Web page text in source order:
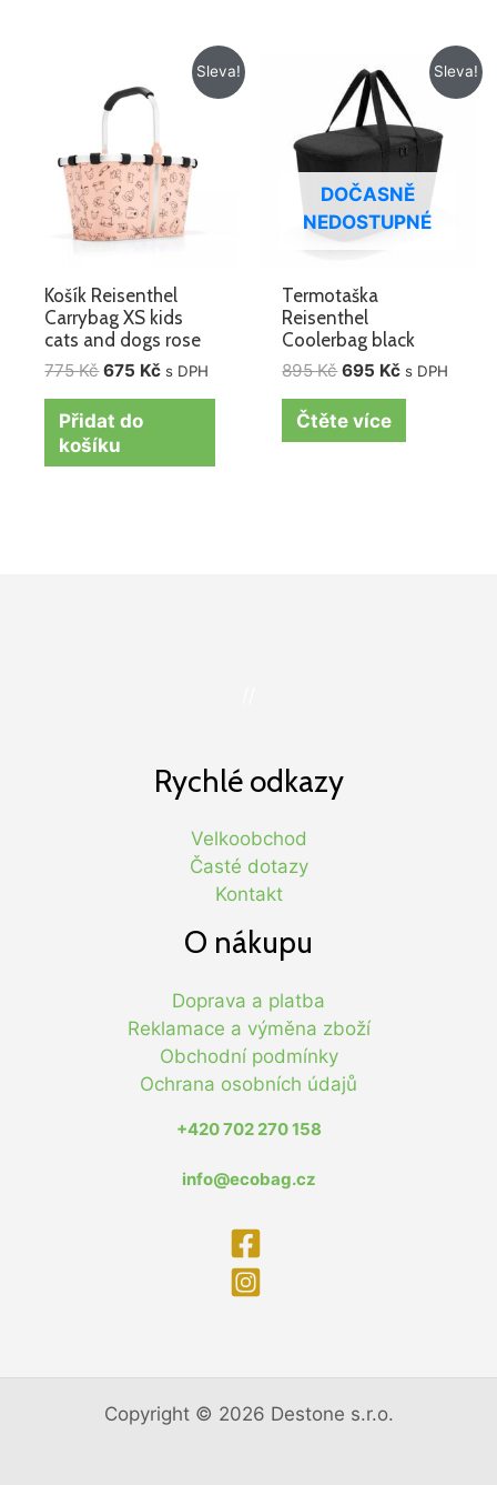
Sleva!
Košík Reisenthel
Carrybag XS kids
cats and dogs rose
775Kč
cena
byla:
675 Kč
Aktuální
cena
s DPH
Přidat do
košíku
Sleva!
DOČASNĚ
NEDOSTUPNÉ
Termotaška
Reisenthel
Coolerbag black
895Kč
cena
byla:
895 Kč.
695 Kč
Aktuální
cena
je:
695 Kč.
s DPH
Čtěte více
Rychlé odkazy
Velkoobchod
Časté dotazy
Kontakt
O nákupu
Doprava a platba
Reklamace a výměna zboží
Obchodní podmínky
Ochrana osobních údajů
+420 702 270 158
info@ecobag.cz
Copyright © 2026 Destone s.r.o.